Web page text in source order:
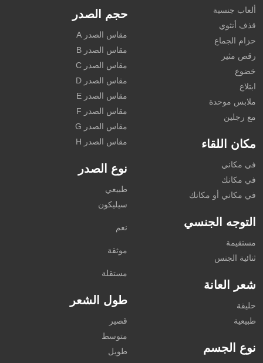
ألعاب جنسية
قذف أنثوي
حزام الجماع
رقص مثير
خضوع
ابتلاع
ملابس موحدة
مع رجلين
مكان اللقاء
في مكاني
في مكانك
في مكاني أو مكانك
التوجه الجنسي
مستقيمة
ثنائية الجنس
شعر العانة
حليقة
طبيعية
نوع الجسم
حجم الصدر
مقاس الصدر A
مقاس الصدر B
مقاس الصدر C
مقاس الصدر D
مقاس الصدر E
مقاس الصدر F
مقاس الصدر G
مقاس الصدر H
نوع الصدر
طبيعي
سيليكون
نعم
موثقة
مستقلة
طول الشعر
قصير
متوسط
طويل